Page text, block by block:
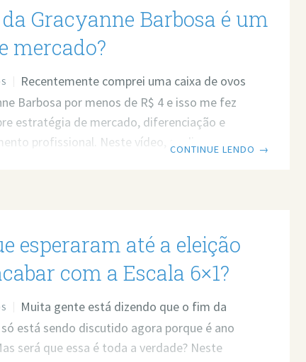
é prazeroso aprender algo novo? Pode
sobre o universo, uma palavra em
ou uma habilidade
Gracyanne Barbosa é um
mercado?
Recentemente comprei uma caixa de ovos
Barbosa por menos de R$ 4 e isso me fez
estratégia de mercado, diferenciação e
profissional. Neste vídeo, analiso um
Prefere ler? Então leia o post em texto. Link
www.youtube.com/watch?
O ovo da Gracyanne e a lição sobre
CONTINUE LENDO →
esperaram até a eleição
com a Escala 6×1?
Muita gente está dizendo que o fim da
só está sendo discutido agora porque é ano
será que essa é toda a verdade? Neste